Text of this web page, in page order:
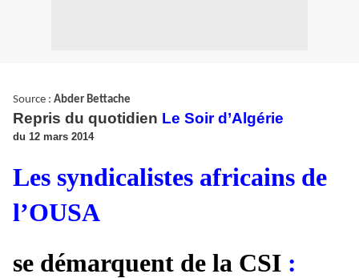
Source : Abder Bettache
Repris du quotidien Le Soir d’Algérie
du 12 mars 2014
Les syndicalistes africains de
l’OUSA
se démarquent de la CSI :